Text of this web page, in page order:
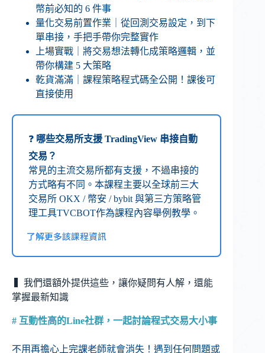
幣前必知的 6 件事
量化交易前置作業｜從回測交易設定，到下
單串接，手把手帶你完整實作
上場實戰｜將交易想法轉化成策略邏輯，並
帶你構建 5 大策略
乾貨滿滿｜課程策略程式碼全公開！課後可
直接使用
❓ 哪些交易所支援 TradingView 串接自動
交易？
常見的主流交易所都有支援，不過串接的
方式略有不同。本課程主要以全球前三大
交易所 OKX / 幣安 / bybit 與第三方策略管
理工具TVCBOT作為課程內容舉例教學。
了解更多該課程資訊
▍我們還額外提供這些，讓你疑問有人解，還能
掌握最新知識
# 互動性高的Line社群，一起討論程式交易大小事
不用再擔心上完課老師就會消失！遇到任何問題或